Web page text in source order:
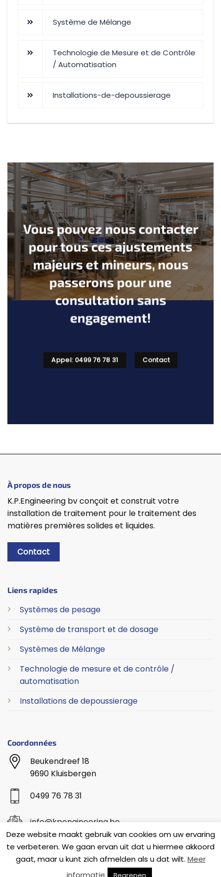
Système de Mélange
Technologie de Mesure et de Contrôle
/ Automatisation
Installations-de-depoussierage
Vous pouvez nous contacter
pour tous ces ajustements
majeurs et mineurs, nous
passerons pour une
consultation sans
engagement!
Appel: 0499 76 78 31 Contact
À propos de nous
K.P.Engineering bv conçoit et construit votre
installation de traitement pour le traitement des
matières premières solides et liquides.
Contact
Liens rapides
Systèmes de pesage
Système de transport et de dosage
Systèmes de Mélange
Technologie de mesure et de contrôle /
automatisation
Installations de depoussierage
Coordonnées
Beukendreef 18
9690 Kluisbergen
0499 76 78 31
info@kpengineering.be
TERMES ET CONDITIONS
Deze website maakt gebruik van cookies om uw ervaring
te verbeteren. We gaan ervan uit dat u hiermee akkoord
gaat, maar u kunt zich afmelden als u dat wilt. Meer
informatie